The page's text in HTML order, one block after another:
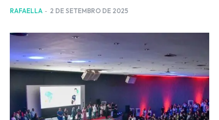
RAFAELLA - 2 DE SETEMBRO DE 2025